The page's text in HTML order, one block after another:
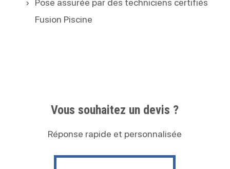
Fusion Piscine
Vous souhaitez un devis ?
Réponse rapide et personnalisée
Contactez nous